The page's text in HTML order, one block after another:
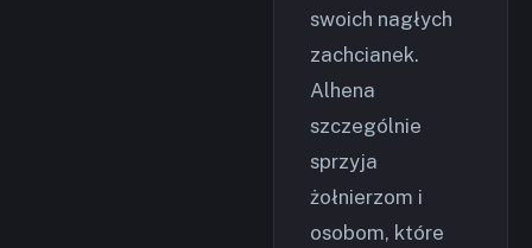
swoich nagłych
zachcianek.
Alhena
szczególnie
sprzyja
żołnierzom i
osobom, które